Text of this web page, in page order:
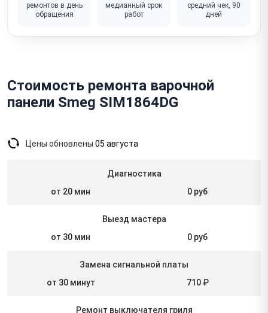
Искрение / треск (стеклокерамика — соль/сахар,
ремонтов в день
обращения
медианный срок
работ
средний чек, 90
дней
Стоимость ремонта варочной
панели Smeg SIM1864DG
Цены обновлены 05 августа
Диагностика
от 20 мин
0 руб
Выезд мастера
от 30 мин
0 руб
Замена сигнальной платы
от 30 минут
710 ₽
Ремонт выключателя гриля